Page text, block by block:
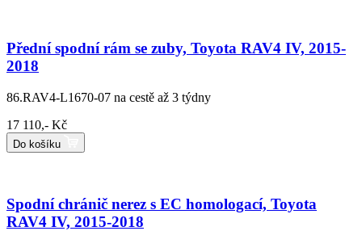
Přední spodní rám se zuby, Toyota RAV4 IV, 2015-
2018
86.RAV4-L1670-07 na cestě až 3 týdny
17 110,- Kč
Do košíku
Spodní chránič nerez s EC homologací, Toyota
RAV4 IV, 2015-2018